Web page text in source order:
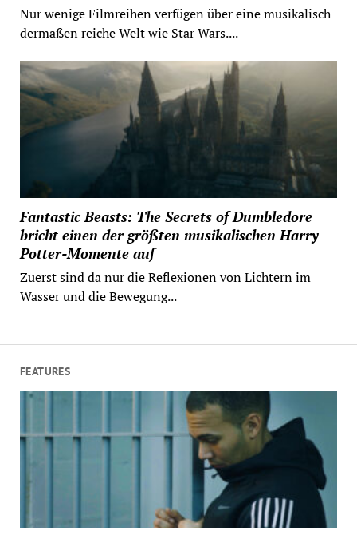
Nur wenige Filmreihen verfügen über eine musikalisch
dermaßen reiche Welt wie Star Wars....
Fantastic Beasts: The Secrets of Dumbledore
bricht einen der größten musikalischen Harry
Potter-Momente auf
Zuerst sind da nur die Reflexionen von Lichtern im
Wasser und die Bewegung...
FEATURES